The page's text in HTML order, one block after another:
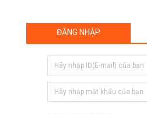
ĐĂNG NHẬP